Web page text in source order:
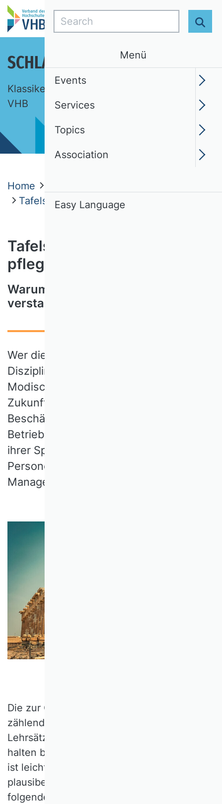
SCHLAGLICHTER DER BWL
Klassiker, Ideen, Begriffe. Eine Auswahl des
VHB
Home
Tafelsilber regelmäßig pflegen!
Tafelsilber regelmäßig
pflegen!
Warum die Ideengeschichte nicht
verstauben soll
Wer die Ideengeschichte seiner
Disziplin kennt, fällt nicht leicht auf
Modisches herein und gestaltet die
Zukunft effizienter. Deshalb lohnt die
Beschäftigung mit der Geschichte der
Betriebswirtschaftslehre oder einer
ihrer Spezialisierungen besonders für
Personen in der Wissenschaft, im
Management oder im Journalismus.
Die zur Geschichte einer Disziplin
zählenden Ursprünge von Erkenntnissen,
Lehrsätzen und Methoden lebendig zu
halten bietet eine Fülle von Vorteilen. Das
ist leicht behauptet, damit aber noch nicht
plausibel begründet. Das soll in den
folgenden Punkten geschehen.
Search
Menü
Events
Services
Topics
Association
Easy Language